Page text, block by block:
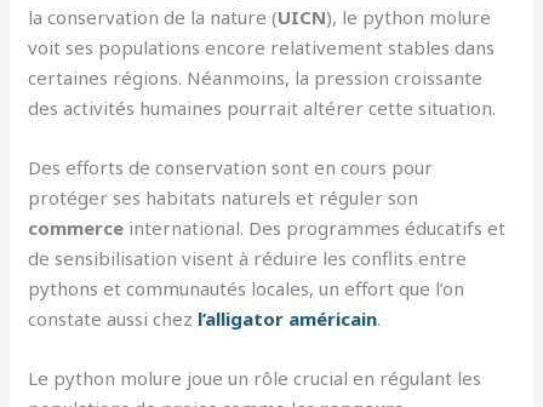
la conservation de la nature (UICN), le python molure
voit ses populations encore relativement stables dans
certaines régions. Néanmoins, la pression croissante
des activités humaines pourrait altérer cette situation.
Des efforts de conservation sont en cours pour
protéger ses habitats naturels et réguler son
commerce international. Des programmes éducatifs et
de sensibilisation visent à réduire les conflits entre
pythons et communautés locales, un effort que l’on
constate aussi chez l’alligator américain.
Le python molure joue un rôle crucial en régulant les